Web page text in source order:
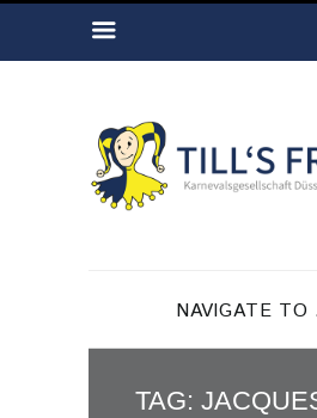
NAVIGATE TO
TAG: